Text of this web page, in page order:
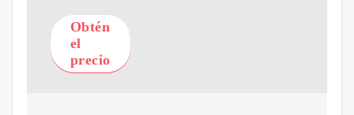
Obtén
el
precio